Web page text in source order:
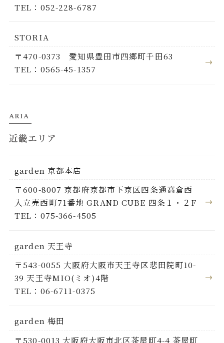
TEL：052-228-6787
STORIA
〒470-0373 愛知県豊田市四郷町千田63
TEL：0565-45-1357
ARIA
近畿エリア
garden 京都本店
〒600-8007 京都府京都市下京区四条通高倉西
入立売西町71番地 GRAND CUBE 四条１・２F
TEL：075-366-4505
garden 天王寺
〒543-0055 大阪府大阪市天王寺区悲田院町10-
39 天王寺MIO(ミオ)4階
TEL：06-6711-0375
garden 梅田
〒530-0013 大阪府大阪市北区茶屋町4-4 茶屋町